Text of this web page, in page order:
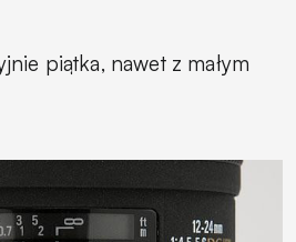
piątka, nawet z małym